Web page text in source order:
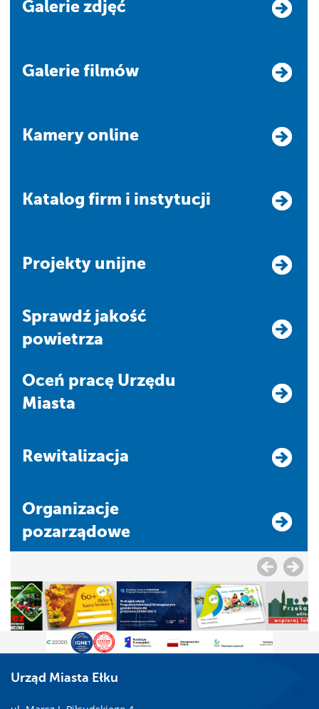
Galerie zdjęć
Galerie filmów
Kamery online
Katalog firm i instytucji
Projekty unijne
Sprawdź jakość
powietrza
Oceń pracę Urzędu
Miasta
Rewitalizacja
Organizacje
pozarządowe
Urząd Miasta Ełku